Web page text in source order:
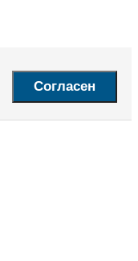
Согласен